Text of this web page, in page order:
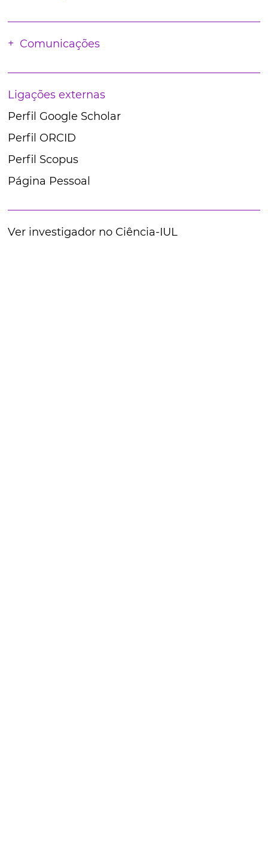
Comunicações
Ligações externas
Perfil Google Scholar
Perfil ORCID
Perfil Scopus
Página Pessoal
Ver investigador no Ciência-IUL